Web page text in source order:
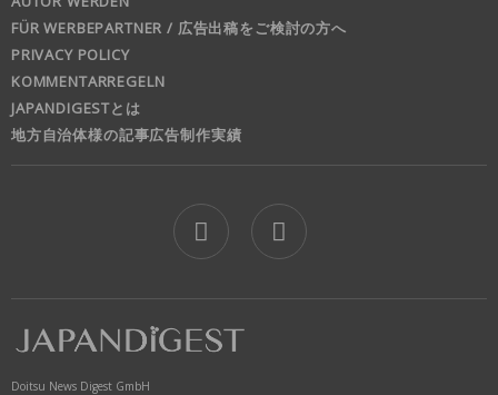
FÜR WERBEPARTNER / 広告出稿をご検討の方へ
PRIVACY POLICY
KOMMENTARREGELN
JAPANDIGESTとは
地方自治体様の記事広告制作実績
Doitsu News Digest GmbH